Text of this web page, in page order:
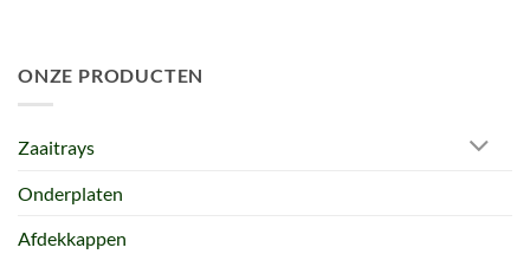
ONZE PRODUCTEN
Zaaitrays
Onderplaten
Afdekkappen